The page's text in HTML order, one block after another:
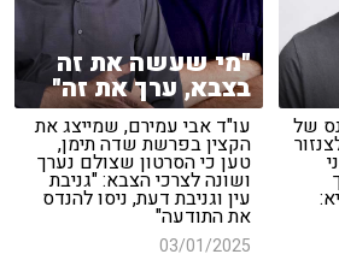
של
"מי שעשה את זה
בצבא, ערך את זה"
עו"ד אבי עמירם, שמייצג את
הקצין בפרשת שדה תימן,
טען כי הסרטון שצולם נערך
ושונה לצרכי הצבא: "גניבת
עין וגניבת דעת, ניסו להנדס
את התודעה"
03/01/2025